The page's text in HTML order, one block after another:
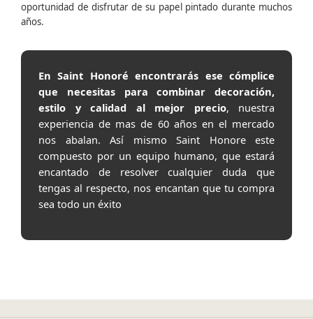
oportunidad de disfrutar de su papel pintado durante muchos
años.
En Saint Honoré encontrarás ese cómplice
que necesitas para combinar decoración,
estilo y calidad al mejor precio, nuestra
experiencia de mas de 60 años en el mercado
nos abalan. Así mismo Saint Honore este
compuesto por un equipo humano, que estará
encantado de resolver cualquier duda que
tengas al respecto, nos encantan que tu compra
sea todo un éxito